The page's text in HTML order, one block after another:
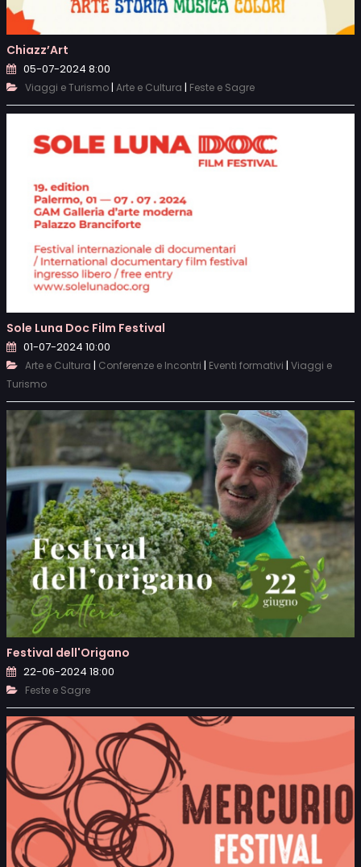
Chiazz’Art
05-07-2024 8:00
Viaggi e Turismo| Arte e Cultura | Feste e Sagre
Sole Luna Doc Film Festival
01-07-2024 10:00
Arte e Cultura | Conferenze e Incontri | Eventi formativi | Viaggi e
Turismo
Festival dell'Origano
22-06-2024 18:00
Feste e Sagre